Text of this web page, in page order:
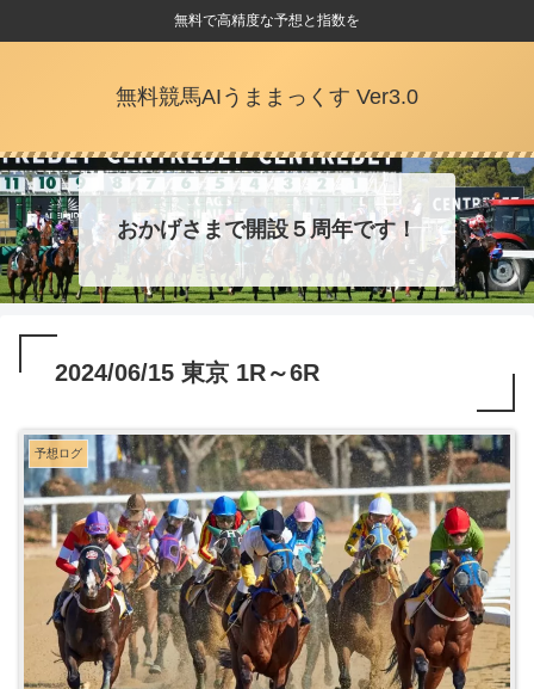
無料で高精度な予想と指数を
無料競馬AIうままっくす Ver3.0
おかげさまで開設５周年です！
2024/06/15 東京 1R～6R
予想ログ